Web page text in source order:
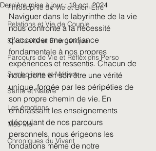
Philosophie de Vie et Bien-Être
Relations et Vie de Couple
Spiritualité et Énergétique
Parcours de Vie et Réflexions Perso
Symbolisme et Métiers
Santé et Nature
Les émotions
Mes Moi
Chroniques du Vivant
Dernière mise à jour :19 oct. 2024
Naviguer dans le labyrinthe de la vie
nous confronte à la nécessité
d'accorder une confiance
fondamentale à nos propres
expériences et ressentis. Chacun de
nous porte en son être une vérité
unique, forgée par les péripéties de
son propre chemin de vie. En
embrassant les enseignements
découlant de nos parcours
personnels, nous érigeons les
fondations même de notre